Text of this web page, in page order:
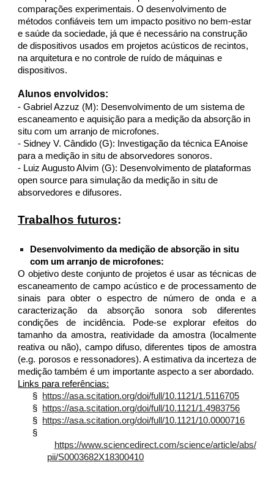
comparações experimentais. O desenvolvimento de
métodos confiáveis tem um impacto positivo no bem-estar
e saúde da sociedade, já que é necessário na construção
de dispositivos usados em projetos acústicos de recintos,
na arquitetura e no controle de ruído de máquinas e
dispositivos.
Alunos envolvidos:
- Gabriel Azzuz (M): Desenvolvimento de um sistema de
escaneamento e aquisição para a medição da absorção in
situ com um arranjo de microfones.
- Sidney V. Cândido (G): Investigação da técnica EAnoise
para a medição in situ de absorvedores sonoros.
- Luiz Augusto Alvim (G): Desenvolvimento de plataformas
open source para simulação da medição in situ de
absorvedores e difusores.
Trabalhos futuros:
Desenvolvimento da medição de absorção in situ
com um arranjo de microfones:
O objetivo deste conjunto de projetos é usar as técnicas de
escaneamento de campo acústico e de processamento de
sinais para obter o espectro de número de onda e a
caracterização da absorção sonora sob diferentes
condições de incidência. Pode-se explorar efeitos do
tamanho da amostra, reatividade da amostra (localmente
reativa ou não), campo difuso, diferentes tipos de amostra
(e.g. porosos e ressonadores). A estimativa da incerteza de
medição também é um importante aspecto a ser abordado.
Links para referências:
§
https://asa.scitation.org/doi/full/10.1121/1.5116705
§
https://asa.scitation.org/doi/full/10.1121/1.4983756
§
https://asa.scitation.org/doi/full/10.1121/10.0000716
§
https://www.sciencedirect.com/science/article/abs/
pii/S0003682X18300410